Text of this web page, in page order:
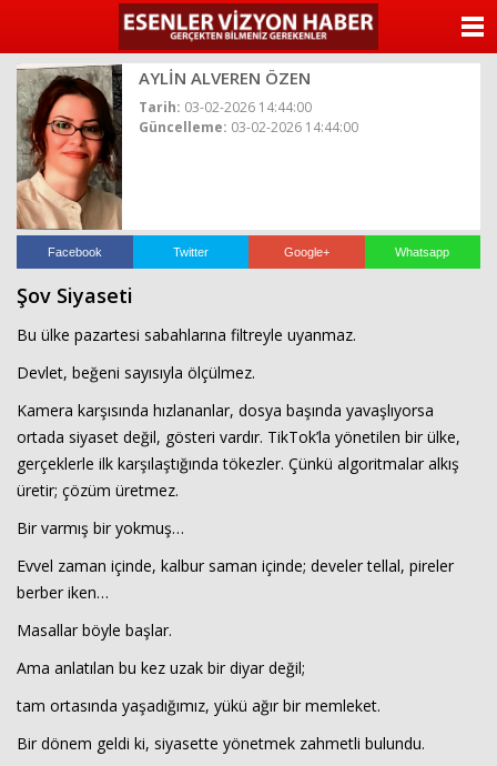
AYLİN ALVEREN ÖZEN
Tarih: 03-02-2026 14:44:00
Güncelleme: 03-02-2026 14:44:00
Facebook Twitter Google+ Whatsapp
Şov Siyaseti
Bu ülke pazartesi sabahlarına filtreyle uyanmaz.
Devlet, beğeni sayısıyla ölçülmez.
Kamera karşısında hızlananlar, dosya başında yavaşlıyorsa
ortada siyaset değil, gösteri vardır. TikTok’la yönetilen bir ülke,
gerçeklerle ilk karşılaştığında tökezler. Çünkü algoritmalar alkış
üretir; çözüm üretmez.
Bir varmış bir yokmuş…
Evvel zaman içinde, kalbur saman içinde; develer tellal, pireler
berber iken…
Masallar böyle başlar.
Ama anlatılan bu kez uzak bir diyar değil;
tam ortasında yaşadığımız, yükü ağır bir memleket.
Bir dönem geldi ki, siyasette yönetmek zahmetli bulundu.
ANASAYFA
YAZARLAR
İLETİŞİM
Haberin Doğru Adresi.